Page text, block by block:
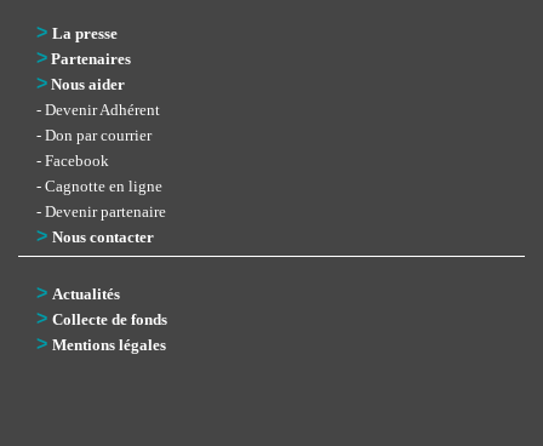
> La presse
> Partenaires
> Nous aider
- Devenir Adhérent
- Don par courrier
- Facebook
- Cagnotte en ligne
- Devenir partenaire
> Nous contacter
> Actualités
> Collecte de fonds
> Mentions légales